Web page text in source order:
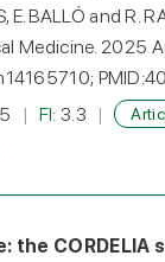
E. BALLÓ and R.
Medicine. 2025
FI:3.3
the CORDELIA